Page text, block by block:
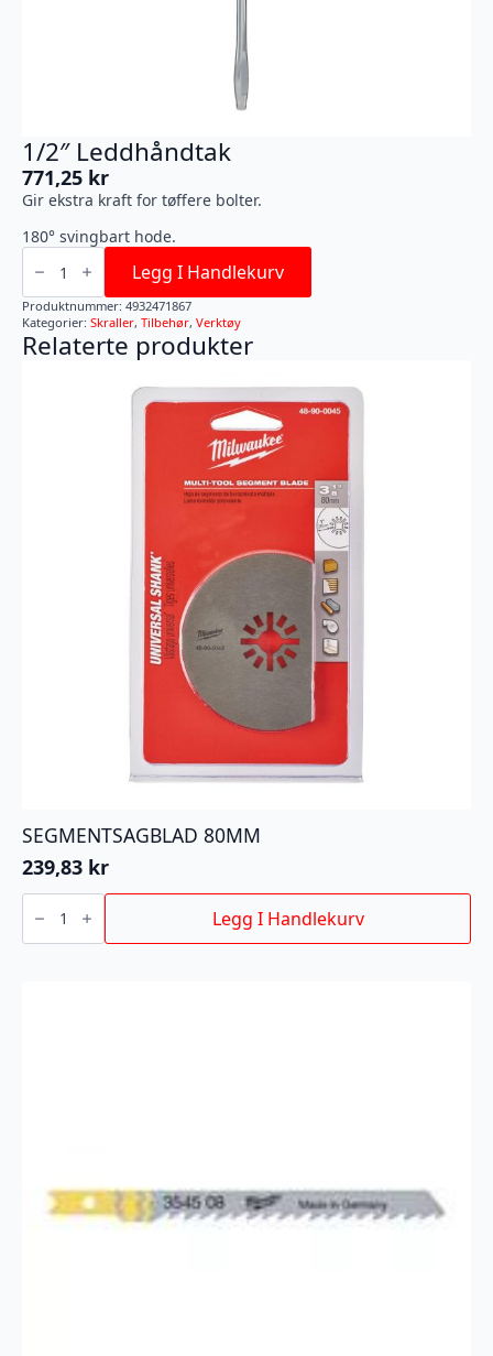
1/2″ Leddhåndtak
771,25 kr
Gir ekstra kraft for tøffere bolter.
180° svingbart hode.
1/2"
Leddhåndtak Legg I Handlekurv
Produktnummer: 4932471867
Kategorier: Skraller, Tilbehør, Verktøy
Relaterte produkter
SEGMENTSAGBLAD 80MM
239,83 kr
SEGMENTSAGBLAD
80MM Legg I Handlekurv